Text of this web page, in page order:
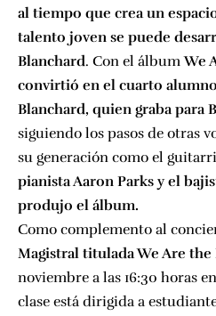
al tiempo que crea un
talento joven se puede
Blanchard. Con el álbumWe
convirtió en el cuarto
Blanchard, quien graba para
siguiendo los pasos de otras
su generación como el
pianista Aaron Parks y el
produjo el álbum.
Como complemento al
Magistral titulada We Are
noviembre a las 16:30 horas
clase está dirigida a